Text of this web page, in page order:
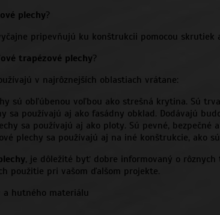
plechy?
pripevňujú ku konštrukcii pomocou
trapézové plechy?
v najrôznejších oblastiach vrátane:
sú obľúbenou voľbou ako strešná krytina. Sú
sa používajú aj ako fasádny obklad. Dodávajú
sa používajú aj ako ploty. Sú pevné, bezpečné
plechy sa používajú aj na iné konštrukcie, ako
, je dôležité byť dobre informovaný o rôznych
použitie pri vašom ďalšom projekte.
hutného materiálu